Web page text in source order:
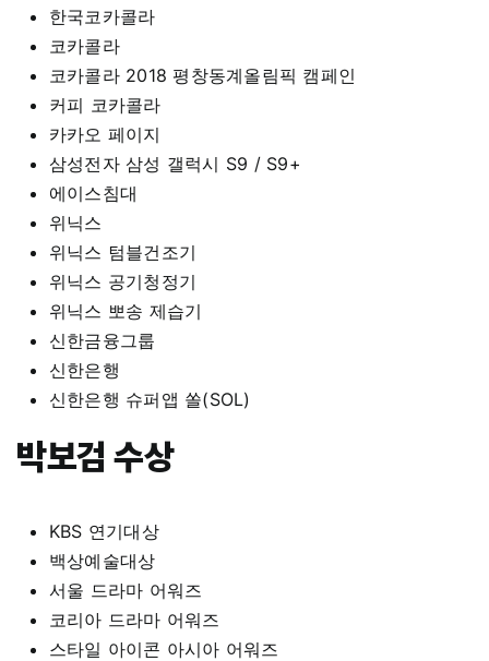
한국코카콜라
코카콜라
코카콜라 2018 평창동계올림픽 캠페인
커피 코카콜라
카카오 페이지
삼성전자 삼성 갤럭시 S9 / S9+
에이스침대
위닉스
위닉스 텀블건조기
위닉스 공기청정기
위닉스 뽀송 제습기
신한금융그룹
신한은행
신한은행 슈퍼앱 쏠(SOL)
박보검 수상
KBS 연기대상
백상예술대상
서울 드라마 어워즈
코리아 드라마 어워즈
스타일 아이콘 아시아 어워즈